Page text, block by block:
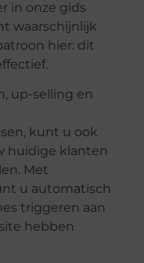
in onze gids
waarschijnlijk
hier: dit
up-selling en
kunt u ook
huidige klanten
Met
u automatisch
triggeren aan
hebben